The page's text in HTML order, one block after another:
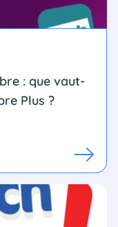
: que vaut-
Plus ?